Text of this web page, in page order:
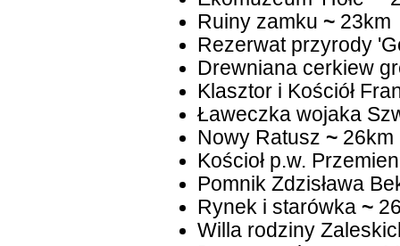
Ruiny zamku ~23km
Rezerwat przyrody
Drewniana cerkiew
Klasztor i Kościół
Ławeczka wojaka
Nowy Ratusz ~26km
Kościoł p.w.
Pomnik Zdzisława
Rynek i starówka ~
Willa rodziny